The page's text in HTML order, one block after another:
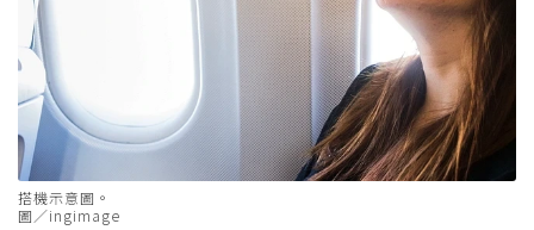
搭機示意圖。
圖／ingimage